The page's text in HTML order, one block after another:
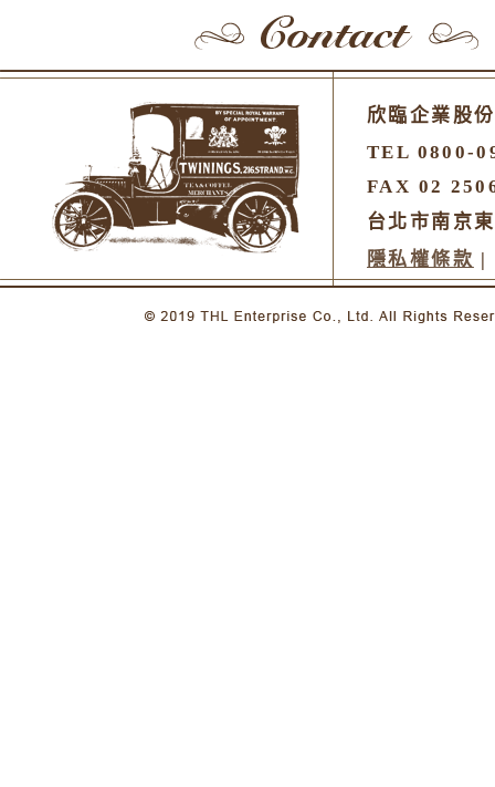
欣臨企業股
TEL 0800-
FAX 02
台北市南京
隱私權條款 |